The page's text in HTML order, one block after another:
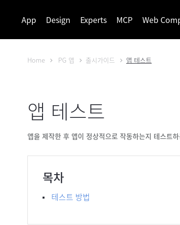
App Design Experts MCP Web
Home PG 앱 출시가이드 앱 테스트
앱 테스트
앱을 제작한 후 앱이 정상적으로 작동하는지 테스트
목차
테스트 방법